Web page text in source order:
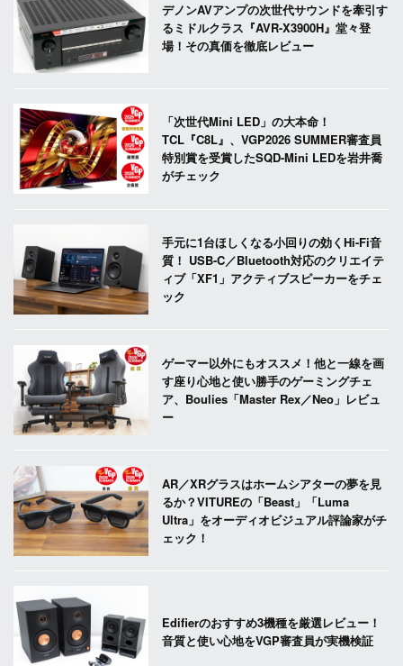
デノンAVアンプの次世代サウンドを牽引す
るミドルクラス『AVR-X3900H』堂々登
場！その真価を徹底レビュー
「次世代Mini LED」の大本命！
TCL『C8L』、VGP2026 SUMMER審査員
特別賞を受賞したSQD-Mini LEDを岩井喬
がチェック
手元に1台ほしくなる小回りの効くHi-Fi音
質！ USB-C／Bluetooth対応のクリエイテ
ィブ「XF1」アクティブスピーカーをチェ
ック
ゲーマー以外にもオススメ！他と一線を画
す座り心地と使い勝手のゲーミングチェ
ア、Boulies「Master Rex／Neo」レビュ
ー
AR／XRグラスはホームシアターの夢を見
るか？VITUREの「Beast」「Luma
Ultra」をオーディオビジュアル評論家がチ
ェック！
Edifierのおすすめ3機種を厳選レビュー！
音質と使い心地をVGP審査員が実機検証